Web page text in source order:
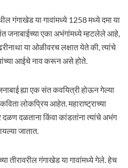
गंगाखेड या गावांमध्ये 1258 मध्ये दमा या
संत जनाबाईच्या एका अभंगांमध्ये म्हटलेले आहे,
या ओळीवरच लक्षात येते की, त्यांचे
आईचे नाव करून असे होते.
ह्या एक संत कवयित्री होऊन गेल्या
लोकप्रिय आहेत. महाराष्ट्राच्या
दळण दळताना किंवा कांडतांना त्यांचे अभंग
जातात.
तीरावरील गंगाखेड या गावांमध्ये गेले. हेच